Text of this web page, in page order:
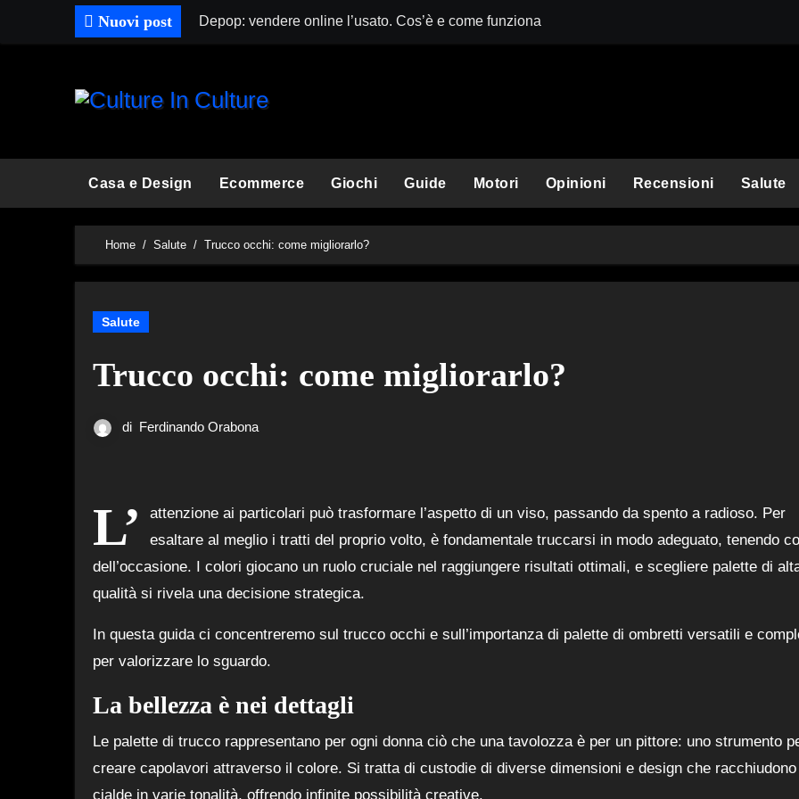
Nuovi post Depop: vendere online l’usato. Cos’è e come funziona
Casa e Design Ecommerce Giochi Guide Motori Opinioni Recensioni Salute
Home Salute Trucco occhi: come migliorarlo?
Salute
Trucco occhi: come migliorarlo?
di Ferdinando Orabona
L’
attenzione ai particolari può trasformare l’aspetto di un viso, passando da spento a radioso. Per
esaltare al meglio i tratti del proprio volto, è fondamentale truccarsi in modo adeguato, tenendo
dell’occasione. I colori giocano un ruolo cruciale nel raggiungere risultati ottimali, e scegliere palette di
qualità si rivela una decisione strategica.
In questa guida ci concentreremo sul trucco occhi e sull’importanza di palette di ombretti versatili e
per valorizzare lo sguardo.
La bellezza è nei dettagli
Le palette di trucco rappresentano per ogni donna ciò che una tavolozza è per un pittore: uno strumento
creare capolavori attraverso il colore. Si tratta di custodie di diverse dimensioni e design che racchiudono
cialde in varie tonalità, offrendo infinite possibilità creative.